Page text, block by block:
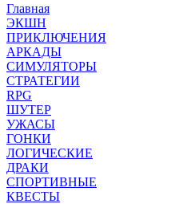
Главная
ЭКШН
ПРИКЛЮЧЕНИЯ
АРКАДЫ
СИМУЛЯТОРЫ
СТРАТЕГИИ
RPG
ШУТЕР
УЖАСЫ
ГОНКИ
ЛОГИЧЕСКИЕ
ДРАКИ
СПОРТИВНЫЕ
КВЕСТЫ